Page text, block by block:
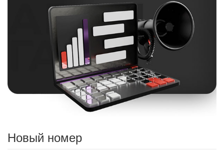
Новый номер